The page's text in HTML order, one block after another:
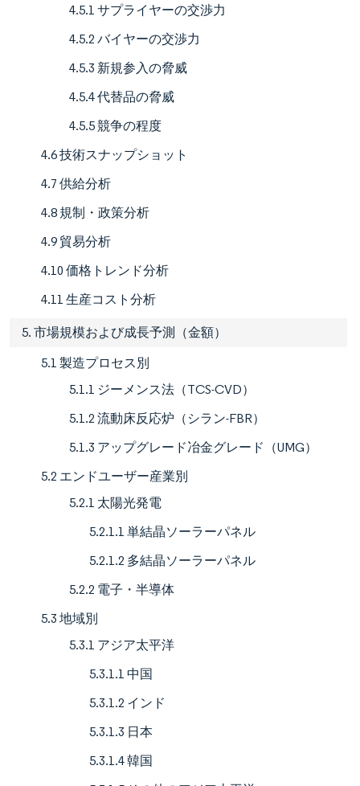
4.5.1 サプライヤーの交渉力
4.5.2 バイヤーの交渉力
4.5.3 新規参入の脅威
4.5.4 代替品の脅威
4.5.5 競争の程度
4.6 技術スナップショット
4.7 供給分析
4.8 規制・政策分析
4.9 貿易分析
4.10 価格トレンド分析
4.11 生産コスト分析
5. 市場規模および成長予測（金額）
5.1 製造プロセス別
5.1.1 ジーメンス法（TCS-CVD）
5.1.2 流動床反応炉（シラン-FBR）
5.1.3 アップグレード冶金グレード（UMG）
5.2 エンドユーザー産業別
5.2.1 太陽光発電
5.2.1.1 単結晶ソーラーパネル
5.2.1.2 多結晶ソーラーパネル
5.2.2 電子・半導体
5.3 地域別
5.3.1 アジア太平洋
5.3.1.1 中国
5.3.1.2 インド
5.3.1.3 日本
5.3.1.4 韓国